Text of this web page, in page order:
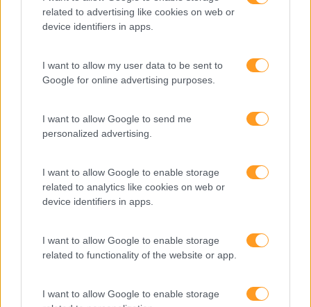
related to advertising like cookies on web or
device identifiers in apps.
I want to allow my user data to be sent to
Google for online advertising purposes.
I want to allow Google to send me
personalized advertising.
I want to allow Google to enable storage
related to analytics like cookies on web or
device identifiers in apps.
I want to allow Google to enable storage
related to functionality of the website or app.
I want to allow Google to enable storage
TRABALHO EM EQUIPA VAI MUITO PARA ALÉM DO NÃO
CONFLITO
não um conjunto de pessoas que trabalham juntas e sim
uma equipa que aprende, questiona e faz em conjunto.
LEIA MAIS